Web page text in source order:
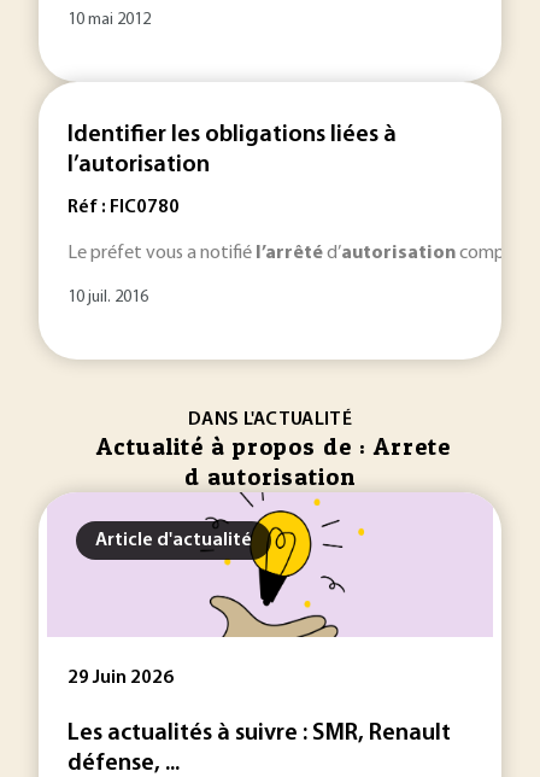
10 mai 2012
Identifier les obligations liées à
l’autorisation
Réf : FIC0780
Le préfet vous a notifié l’arrêtéd’autorisation
10 juil. 2016
DANS L'ACTUALITÉ
Actualité à propos de : Arrete
d autorisation
Article d'actualité
29 Juin 2026
Les actualités à suivre : SMR, Renault
défense, ...